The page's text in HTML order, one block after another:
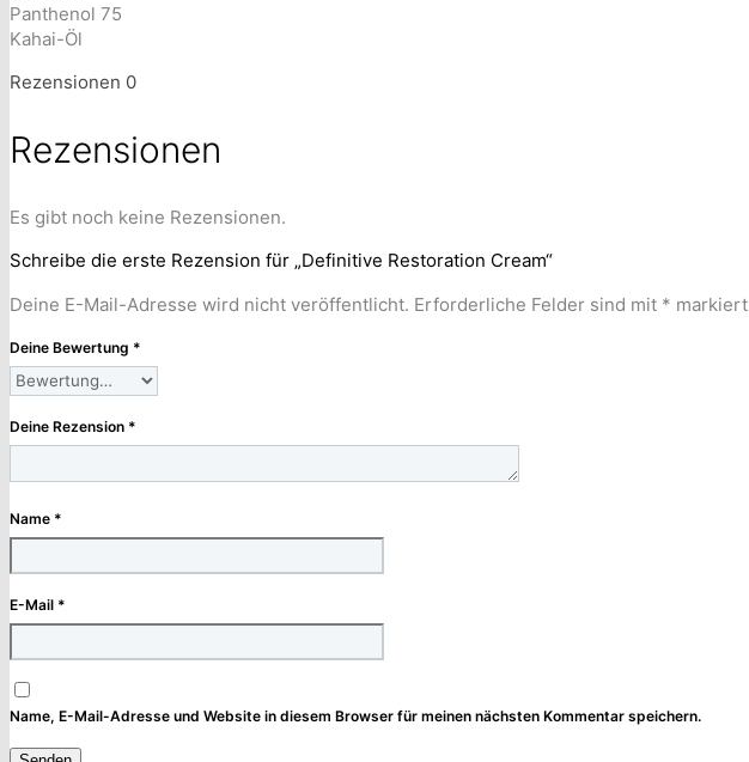
Panthenol 75
Kahai-Öl
Rezensionen 0
Rezensionen
Es gibt noch keine Rezensionen.
Schreibe die erste Rezension für „Definitive Restoration Cream“
Deine E-Mail-Adresse wird nicht veröffentlicht. Erforderliche Felder sind mit * markiert
Deine Bewertung *
Deine Rezension *
Name *
E-Mail *
Name, E-Mail-Adresse und Website in diesem Browser für meinen nächsten Kommentar speichern.